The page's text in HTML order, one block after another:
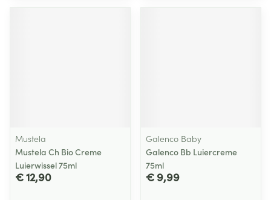
Mustela
Mustela Ch Bio Creme
Luierwissel 75ml
€ 12,90
Galenco Baby
Galenco Bb Luiercreme
75ml
€ 9,99